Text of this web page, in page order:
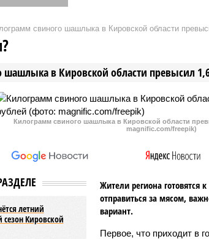
из домов
В
капремонта
затоплен подвал, а жильцы
свиного шашлыка в Кировской области
шашлыка в Кировской области превысил
Килограмм свиного шашлыка в Кировской области
magnific.com/freepik)
летний
сезон Кировской
Жители региона
отправиться за мясом,
вариант.
Первое, что приходит в